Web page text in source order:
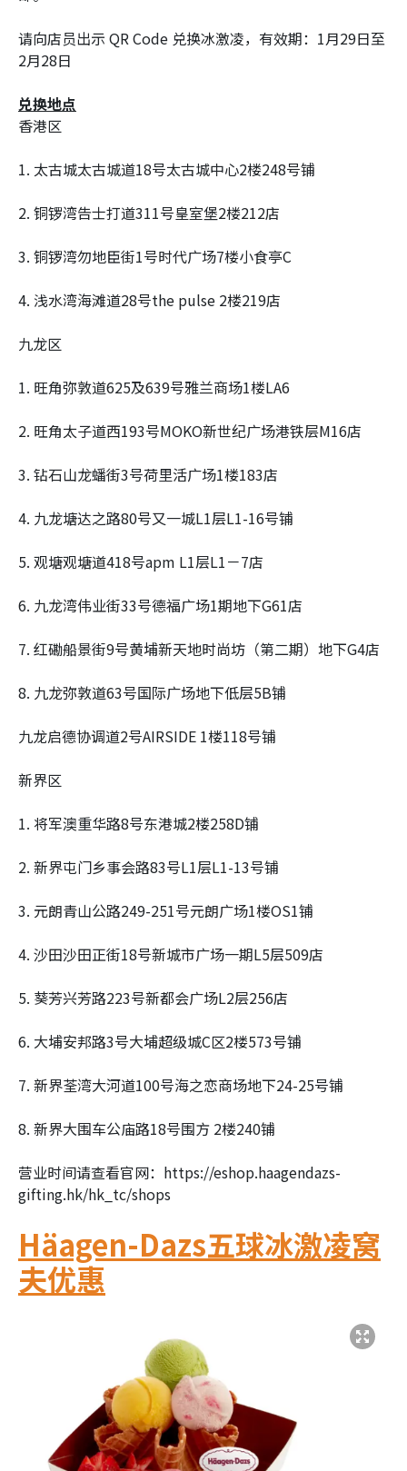
请向店员出示 QR Code 兑换冰激凌，有效期：1月29日至
2月28日
兑换地点
香港区
1. 太古城太古城道18号太古城中心2楼248号铺
2. 铜锣湾告士打道311号皇室堡2楼212店
3. 铜锣湾勿地臣街1号时代广场7楼小食亭C
4. 浅水湾海滩道28号the pulse 2楼219店
九龙区
1. 旺角弥敦道625及639号雅兰商场1楼LA6
2. 旺角太子道西193号MOKO新世纪广场港铁层M16店
3. 钻石山龙蟠街3号荷里活广场1楼183店
4. 九龙塘达之路80号又一城L1层L1-16号铺
5. 观塘观塘道418号apm L1层L1－7店
6. 九龙湾伟业街33号德福广场1期地下G61店
7. 红磡船景街9号黄埔新天地时尚坊（第二期）地下G4店
8. 九龙弥敦道63号国际广场地下低层5B铺
九龙启德协调道2号AIRSIDE 1楼118号铺
新界区
1. 将军澳重华路8号东港城2楼258D铺
2. 新界屯门乡事会路83号L1层L1-13号铺
3. 元朗青山公路249-251号元朗广场1楼OS1铺
4. 沙田沙田正街18号新城市广场一期L5层509店
5. 葵芳兴芳路223号新都会广场L2层256店
6. 大埔安邦路3号大埔超级城C区2楼573号铺
7. 新界荃湾大河道100号海之恋商场地下24-25号铺
8. 新界大围车公庙路18号围方 2楼240铺
营业时间请查看官网：https://eshop.haagendazs-
gifting.hk/hk_tc/shops
Häagen-Dazs五球冰激凌窝
夫优惠